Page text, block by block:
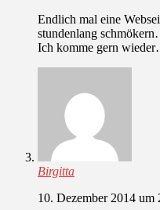
Endlich mal eine
stundenlang
Ich komme gern
Birgitta
10. Dezember 2014 um